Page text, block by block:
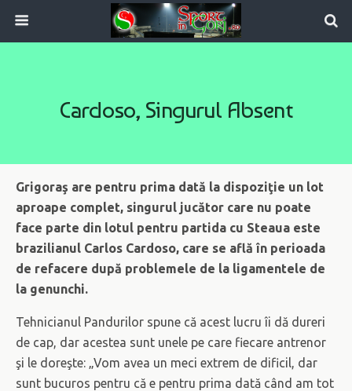
Cardoso, Singurul Absent
Grigoraş are pentru prima dată la dispoziţie un lot
aproape complet, singurul jucător care nu poate
face parte din lotul pentru partida cu Steaua este
brazilianul Carlos Cardoso, care se află în perioada
de refacere după problemele de la ligamentele de
la genunchi.
Tehnicianul Pandurilor spune că acest lucru îi dă dureri
de cap, dar acestea sunt unele pe care fiecare antrenor
şi le doreşte: „Vom avea un meci extrem de dificil, dar
sunt bucuros pentru că e pentru prima dată când am tot